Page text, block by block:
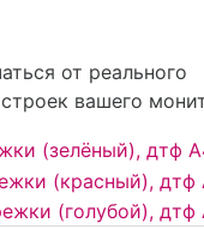
от реального
вашего